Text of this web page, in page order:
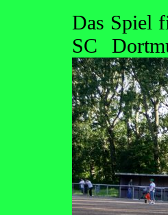
Das Spiel
SC